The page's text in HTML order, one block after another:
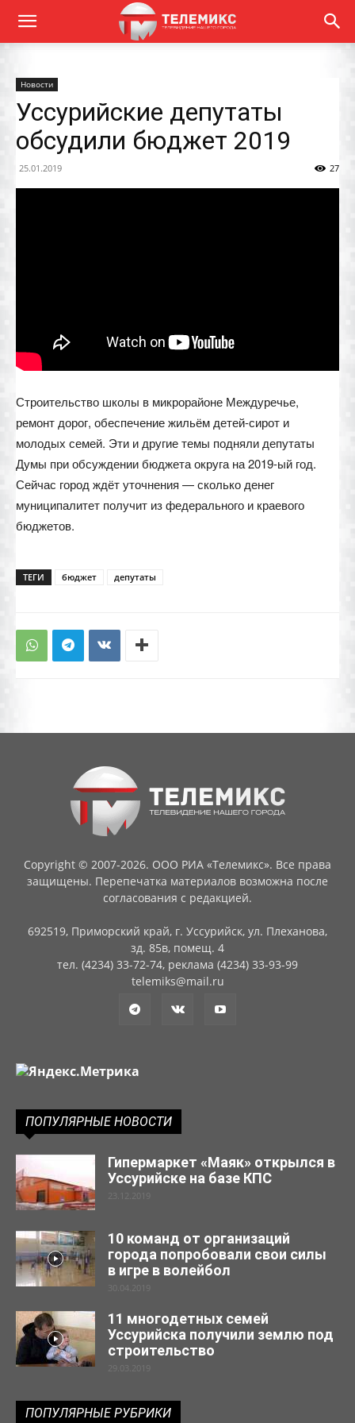
Новости
Уссурийские депутаты
обсудили бюджет 2019
25.01.2019 27
Строительство школы в микрорайоне Междуречье,
ремонт дорог, обеспечение жильём детей-сирот и
молодых семей. Эти и другие темы подняли депутаты
Думы при обсуждении бюджета округа на 2019-ый год.
Сейчас город ждёт уточнения — сколько денег
муниципалитет получит из федерального и краевого
бюджетов.
ТЕГИ бюджет депутаты
Copyright © 2007-2026. ООО РИА «Телемикс». Все права
защищены. Перепечатка материалов возможна после
согласования с редакцией.
692519, Приморский край, г. Уссурийск, ул. Плеханова,
зд. 85в, помещ. 4
тел. (4234) 33-72-74, реклама (4234) 33-93-99
telemiks@mail.ru
ПОПУЛЯРНЫЕ НОВОСТИ
Гипермаркет «Маяк» открылся в
Уссурийске на базе КПС
23.12.2019
10 команд от организаций
города попробовали свои силы
в игре в волейбол
30.04.2019
11 многодетных семей
Уссурийска получили землю под
строительство
29.03.2019
ПОПУЛЯРНЫЕ РУБРИКИ